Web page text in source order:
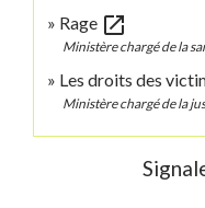
Rage open_in_new
Ministère chargé de la
Les droits des
Ministère chargé de la